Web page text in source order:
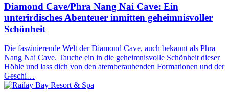
Diamond Cave/Phra Nang Nai Cave: Ein
unterirdisches Abenteuer inmitten geheimnisvoller
Schönheit
Die faszinierende Welt der Diamond Cave, auch bekannt als Phra
Nang Nai Cave. Tauche ein in die geheimnisvolle Schönheit dieser
Höhle und lass dich von den atemberaubenden Formationen und der
Geschi…